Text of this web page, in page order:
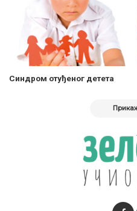
Синдром отуђеног детета